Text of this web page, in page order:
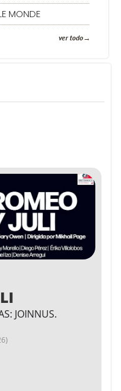
MONDE
ver todo
JOINNUS.